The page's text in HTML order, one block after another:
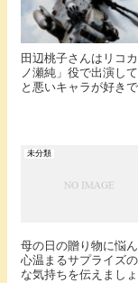
田辺桃子さんはリコ
ノ瀬純」役で出演し
と悪いキャラが好きで
未分類
母の日の贈り物に悩
心温まるサプライズ
な気持ちを伝えましょ